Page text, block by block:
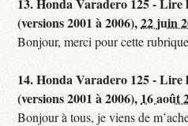
(versions 2001 à 2006),22 juin
Bonjour, merci pour cette
14.Honda Varadero 125 - Lire
(versions 2001 à 2006), 16 août
Bonjour à tous, je viens de